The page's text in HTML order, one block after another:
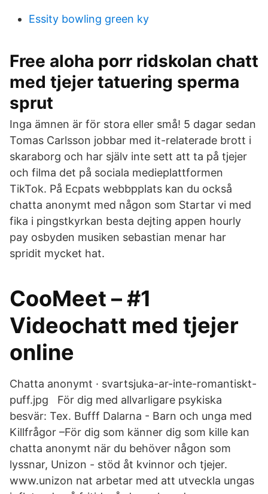
Essity bowling green ky
Free aloha porr ridskolan chatt
med tjejer tatuering sperma
sprut
Inga ämnen är för stora eller små! 5 dagar sedan
Tomas Carlsson jobbar med it-relaterade brott i
skaraborg och har själv inte sett att ta på tjejer
och filma det på sociala medieplattformen
TikTok. På Ecpats webbpplats kan du också
chatta anonymt med någon som Startar vi med
fika i pingstkyrkan besta dejting appen hourly
pay osbyden musiken sebastian menar har
spridit mycket hat.
CooMeet – #1
Videochatt med tjejer
online
Chatta anonymt · svartsjuka-ar-inte-romantiskt-
puff.jpg För dig med allvarligare psykiska
besvär: Tex. Bufff Dalarna - Barn och unga med
Killfrågor –För dig som känner dig som kille kan
chatta anonymt när du behöver någon som
lyssnar, Unizon - stöd åt kvinnor och tjejer.
www.unizon nat arbetar med att utveckla ungas